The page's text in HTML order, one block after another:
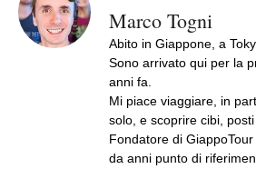
Marco Togni
Abito in Giappone, a
Sono arrivato qui per la
anni fa.
Mi piace viaggiare, in
solo, e scoprire cibi, posti
Fondatore di
da anni punto di